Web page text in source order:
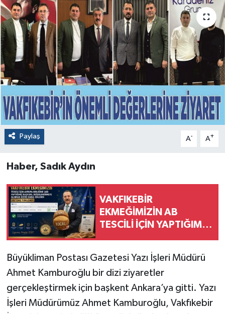
Paylaş A- A+
Haber, Sadık Aydın
VAKFIKEBİR
EKMEĞİMİZİN AB
TESCİLİ İÇİN YAPTIĞIMIZ
DEĞERLENDİRİLMEK
ÜZERE KABUL EDİLDİ,
SÜREÇ RESMEN
BAŞLADI
Büyükliman Postası Gazetesi Yazı İşleri Müdürü
Ahmet Kamburoğlu bir dizi ziyaretler
gerçekleştirmek için başkent Ankara’ya gitti. Yazı
İşleri Müdürümüz Ahmet Kamburoğlu, Vakfıkebir